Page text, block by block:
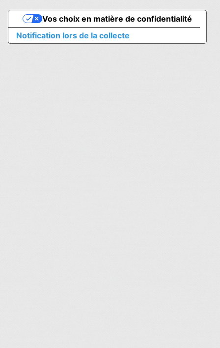
Notification lors de la collecte
Vos choix en matière de confidentialité